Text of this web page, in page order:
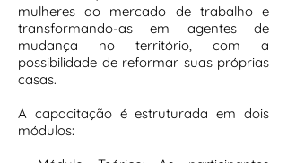
mulheres ao mercado de trabalho e
transformando-as em agentes de
mudança no território, com a
possibilidade de reformar suas próprias
casas.
A capacitação é estruturada em dois
módulos: